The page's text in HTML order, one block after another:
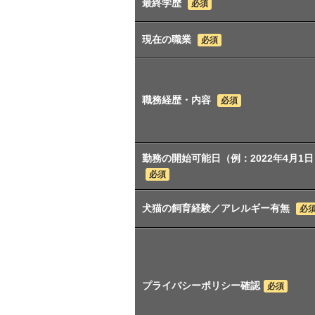
最終学歴 必須
現在の職業 必須
職務経歴・内容 必須
勤務の開始可能日（例：2022年4月1
必須
犬猫の飼育経験／アレルギー有無 必
プライバシーポリシー確認 必須